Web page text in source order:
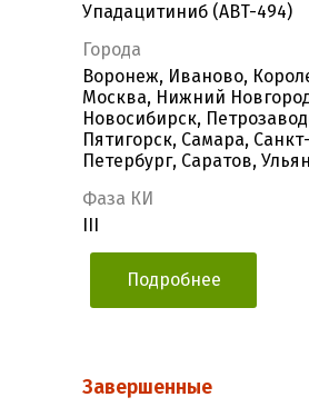
Упадацитиниб (ABT-494)
Города
Воронеж, Иваново,
Москва, Нижний
Новосибирск,
Пятигорск, Самара, Санкт-
Петербург, Саратов,
Фаза КИ
Подробнее
Завершенные